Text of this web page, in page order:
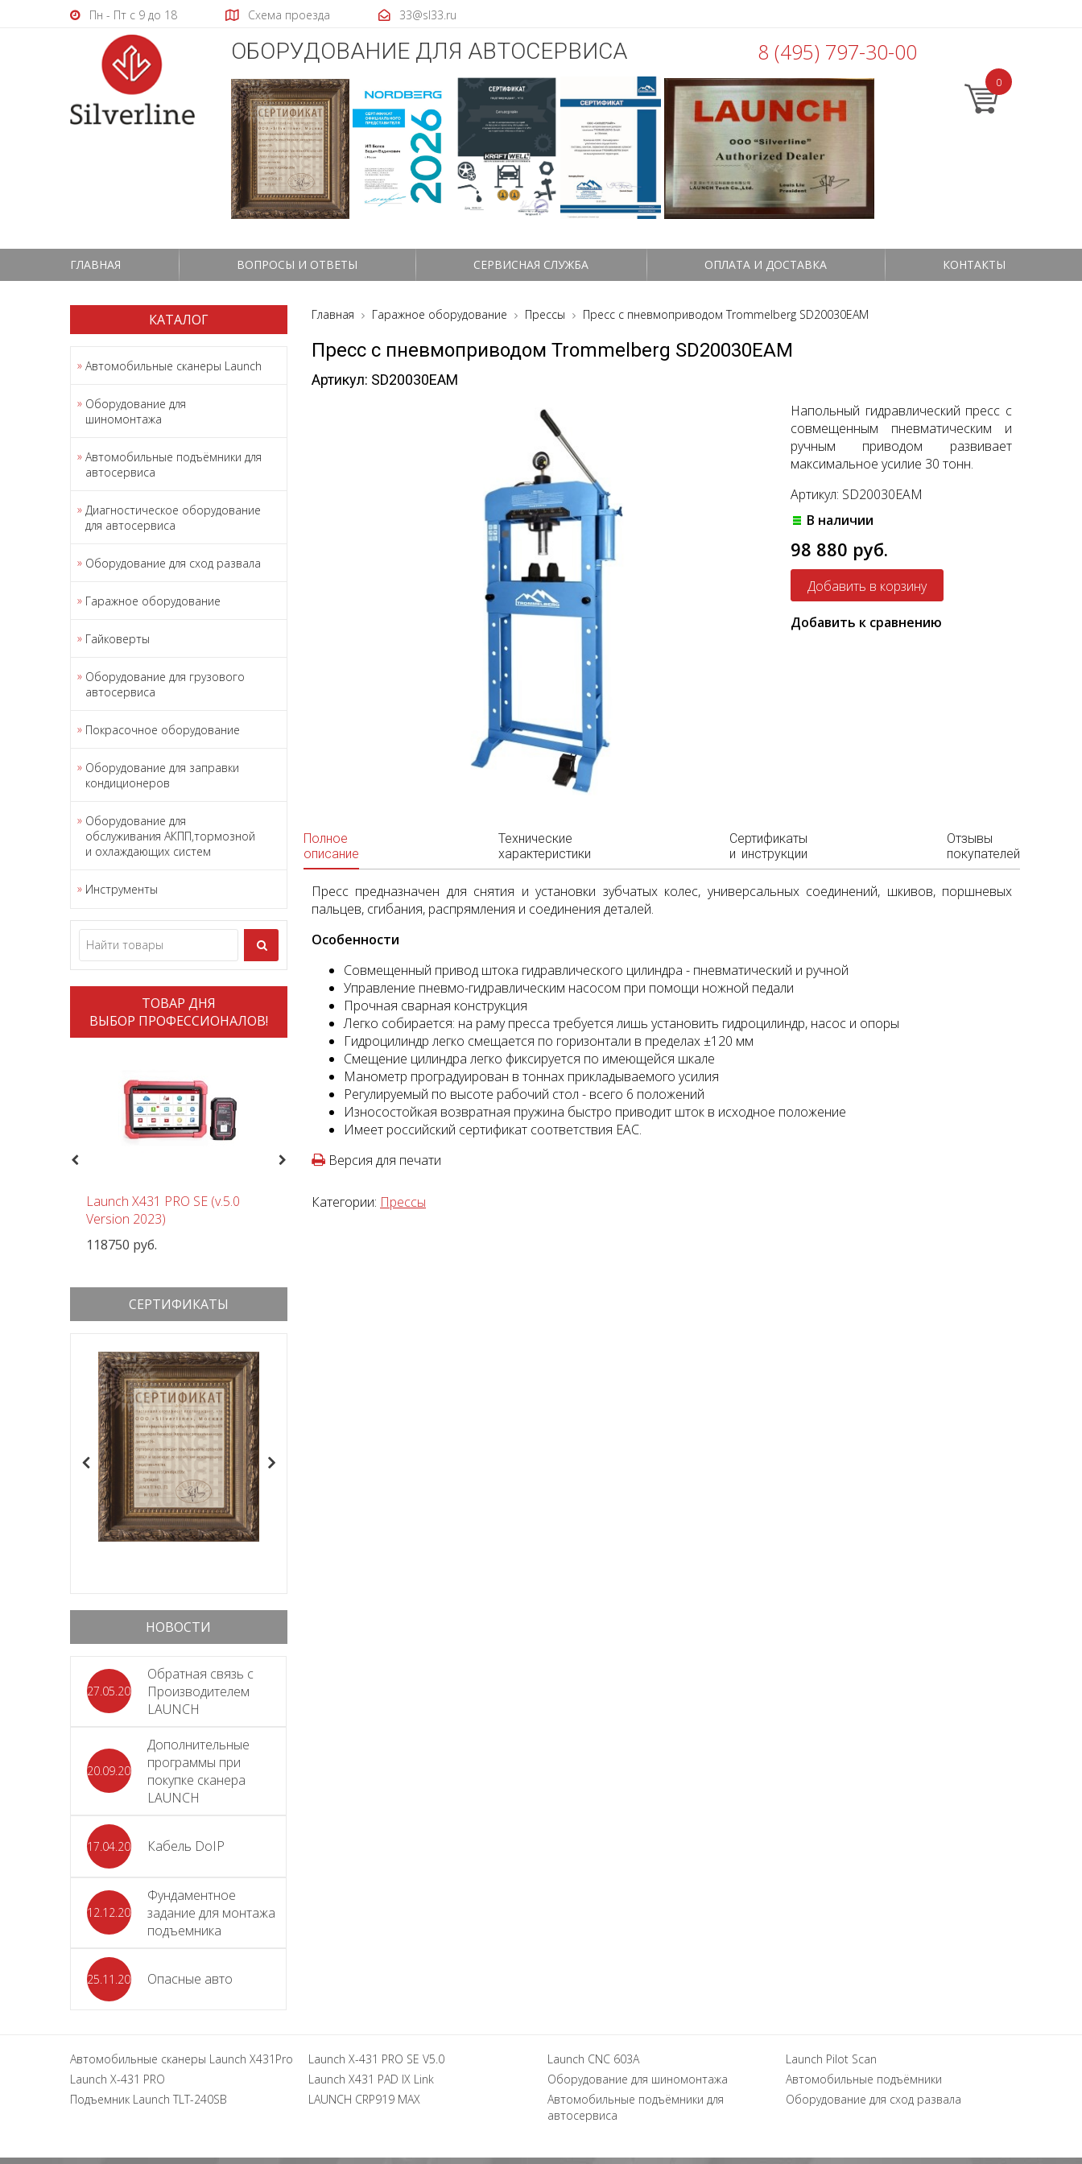
Пн - Пт с 9 до 18 Схема проезда 33@sl33.ru
0
ОБОРУДОВАНИЕ ДЛЯ АВТОСЕРВИСА 8 (495) 797-30-00
ГЛАВНАЯ ВОПРОСЫ И ОТВЕТЫ СЕРВИСНАЯ СЛУЖБА ОПЛАТА И ДОСТАВКА КОНТАКТЫ
КАТАЛОГ
Автомобильные сканеры Launch
Оборудование для
шиномонтажа
Автомобильные подъёмники для
автосервиса
Диагностическое оборудование
для автосервиса
Оборудование для сход развала
Гаражное оборудование
Гайковерты
Оборудование для грузового
автосервиса
Покрасочное оборудование
Оборудование для заправки
кондиционеров
Оборудование для
обслуживания АКПП,тормозной
и охлаждающих систем
Инструменты
ТОВАР ДНЯ
ВЫБОР ПРОФЕССИОНАЛОВ!
Previous
Launch X431 PRO SE (v.5.0
Version 2023)
118750 руб.
Шиномонтажный комплект
Next
СЕРТИФИКАТЫ
НОВОСТИ
27.05.2026
Обратная связь с
Производителем
LAUNCH
20.09.2025
Дополнительные
программы при
покупке сканера
LAUNCH
17.04.2024 Кабель DoIP
12.12.2023
Фундаментное
задание для монтажа
подъемника
25.11.2023 Опасные авто
Главная Гаражное оборудование Прессы Пресс с пневмоприводом Trommelberg SD20030EAM
Пресс с пневмоприводом Trommelberg SD20030EAM
Артикул: SD20030EAM
Напольный гидравлический пресс с
совмещенным пневматическим и
ручным приводом развивает
максимальное усилие 30 тонн.
Артикул: SD20030EAM
В наличии
98 880 руб.
Добавить к сравнению
Полное
описание
Технические
характеристики
Сертификаты
и инструкции
Отзывы
покупателей
Пресс предназначен для снятия и установки зубчатых колес, универсальных соединений, шкивов, поршневых
пальцев, сгибания, распрямления и соединения деталей.
Особенности
Совмещенный привод штока гидравлического цилиндра - пневматический и ручной
Управление пневмо-гидравлическим насосом при помощи ножной педали
Прочная сварная конструкция
Легко собирается: на раму пресса требуется лишь установить гидроцилиндр, насос и опоры
Гидроцилиндр легко смещается по горизонтали в пределах ±120 мм
Смещение цилиндра легко фиксируется по имеющейся шкале
Манометр проградуирован в тоннах прикладываемого усилия
Регулируемый по высоте рабочий стол - всего 6 положений
Износостойкая возвратная пружина быстро приводит шток в исходное положение
Имеет российский сертификат соответствия EAC.
Версия для печати
Категории: Прессы
Автомобильные сканеры Launch X431Pro Launch X-431 PRO SE V5.0 Launch CNC 603A
Launch Pilot Scan
Launch X-431 PRO
Launch X431 PAD IX Link Оборудование для шиномонтажа
Автомобильные подъёмники
Подъемник Launch TLT-240SB
LAUNCH CRP919 MAX
Автомобильные подъёмники для
автосервиса
Оборудование для сход развала